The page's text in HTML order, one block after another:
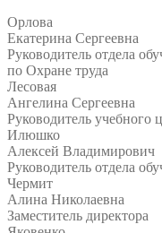
Орлова
Екатерина Сергеевна
Руководитель отдела
по Охране труда
Лесовая
Ангелина Сергеевна
Руководитель учебного
Илюшко
Алексей Владимирович
Руководитель отдела
Чермит
Алина Николаевна
Заместитель директора